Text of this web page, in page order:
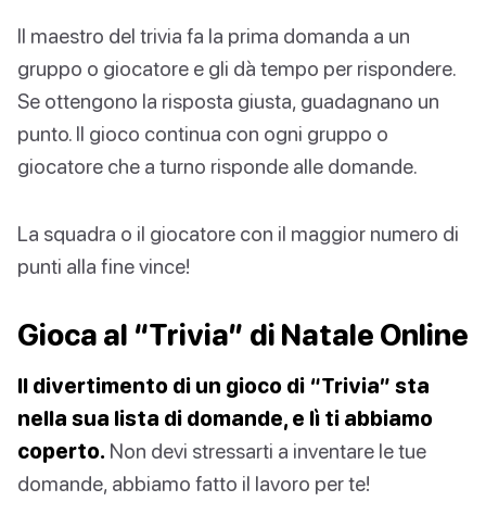
Il maestro del trivia fa la prima domanda a un
gruppo o giocatore e gli dà tempo per rispondere.
Se ottengono la risposta giusta, guadagnano un
punto. Il gioco continua con ogni gruppo o
giocatore che a turno risponde alle domande.
La squadra o il giocatore con il maggior numero di
punti alla fine vince!
Gioca al “Trivia” di Natale Online
Il divertimento di un gioco di “Trivia” sta
nella sua lista di domande, e lì ti abbiamo
coperto. Non devi stressarti a inventare le tue
domande, abbiamo fatto il lavoro per te!